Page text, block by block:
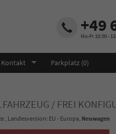
+49
Mo-Fr 10:00 -
Kontakt Parkplatz (0)
/ FREI
, Landesversion: EU - Europa, Neuwagen